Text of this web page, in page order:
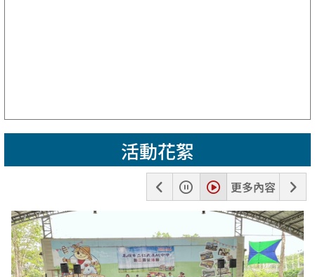
活動花絮
張
暫
停
播
放
更多內容
下
一
張